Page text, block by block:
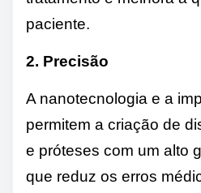
paciente.
2. Precisão
A nanotecnologia e a
permitem a criação de
e próteses com um alto
que reduz os erros